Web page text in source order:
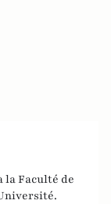
la Faculté de